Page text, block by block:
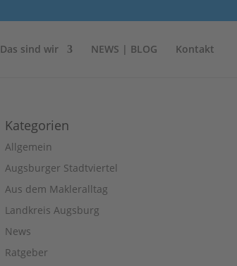
Das sind wir NEWS | BLOG Kontakt
Kategorien
Allgemein
Augsburger Stadtviertel
Aus dem Makleralltag
Landkreis Augsburg
News
Ratgeber